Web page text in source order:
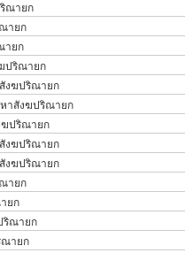
ณายก
ายก
ายก
ปริณายก
งฆปริณายก
าสังฆปริณายก
ฆปริณายก
งฆปริณายก
งฆปริณายก
ายก
ยก
ริณายก
ณายก